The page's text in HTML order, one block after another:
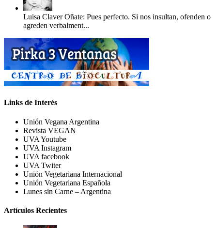
Luisa Claver Oñate: Pues perfecto. Si nos insultan, ofenden o
agreden verbalment...
Links de Interés
Unión Vegana Argentina
Revista VEGAN
UVA Youtube
UVA Instagram
UVA facebook
UVA Twiter
Unión Vegetariana Internacional
Unión Vegetariana Española
Lunes sin Carne – Argentina
Artículos Recientes